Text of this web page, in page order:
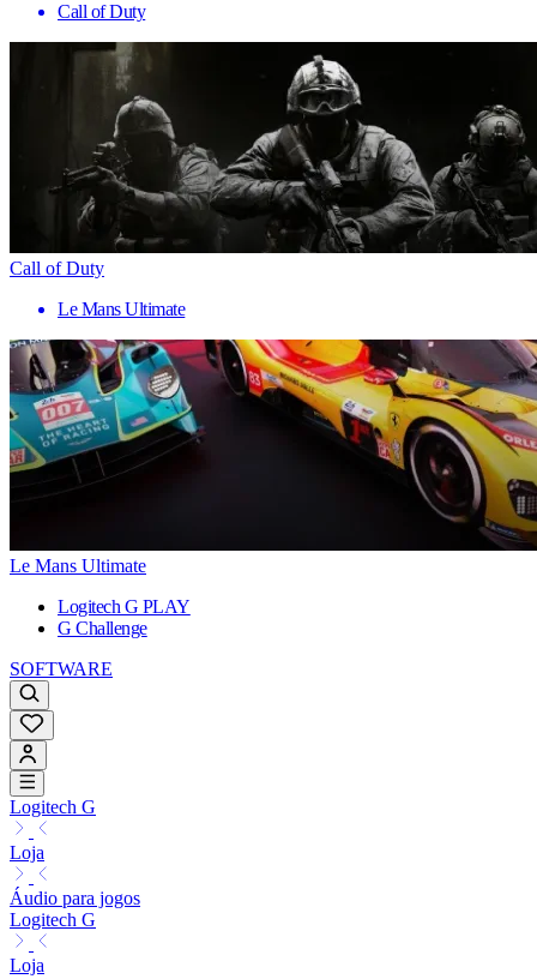
Call of Duty
Call of Duty
Le Mans Ultimate
Le Mans Ultimate
Logitech G PLAY
G Challenge
SOFTWARE
Logitech G
Loja
Áudio para jogos
Logitech G
Loja